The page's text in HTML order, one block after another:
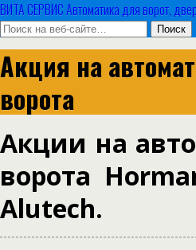
ВИТА СЕРВИС Автоматика для ворот,
Акция на
ворота
Акции на
ворота
Alutech.